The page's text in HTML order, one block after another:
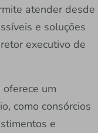
atender desde
e soluções
executivo de
um
como consórcios
e